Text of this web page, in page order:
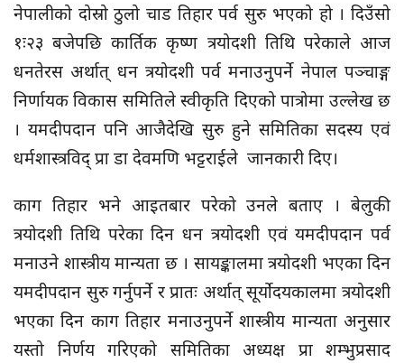
नेपालीको दोस्रो ठुलो चाड तिहार पर्व सुरु भएको हो । दिउँसो
१ः२३ बजेपछि कार्तिक कृष्ण त्रयोदशी तिथि परेकाले आज
धनतेरस अर्थात् धन त्रयोदशी पर्व मनाउनुपर्ने नेपाल पञ्चाङ्ग
निर्णायक विकास समितिले स्वीकृति दिएको पात्रोमा उल्लेख छ
। यमदीपदान पनि आजैदेखि सुरु हुने समितिका सदस्य एवं
धर्मशास्त्रविद् प्रा डा देवमणि भट्टराईले जानकारी दिए।
काग तिहार भने आइतबार परेको उनले बताए । बेलुकी
त्रयोदशी तिथि परेका दिन धन त्रयोदशी एवं यमदीपदान पर्व
मनाउने शास्त्रीय मान्यता छ । सायङ्कालमा त्रयोदशी भएका दिन
यमदीपदान सुरु गर्नुपर्ने र प्रातः अर्थात् सूर्योदयकालमा त्रयोदशी
भएका दिन काग तिहार मनाउनुपर्ने शास्त्रीय मान्यता अनुसार
यस्तो निर्णय गरिएको समितिका अध्यक्ष प्रा शम्भुप्रसाद